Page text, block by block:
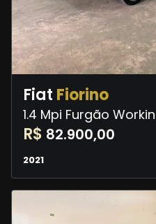
Fiat Fiorino
1.4 Mpi Furgão
R$ 82.900,00
2021